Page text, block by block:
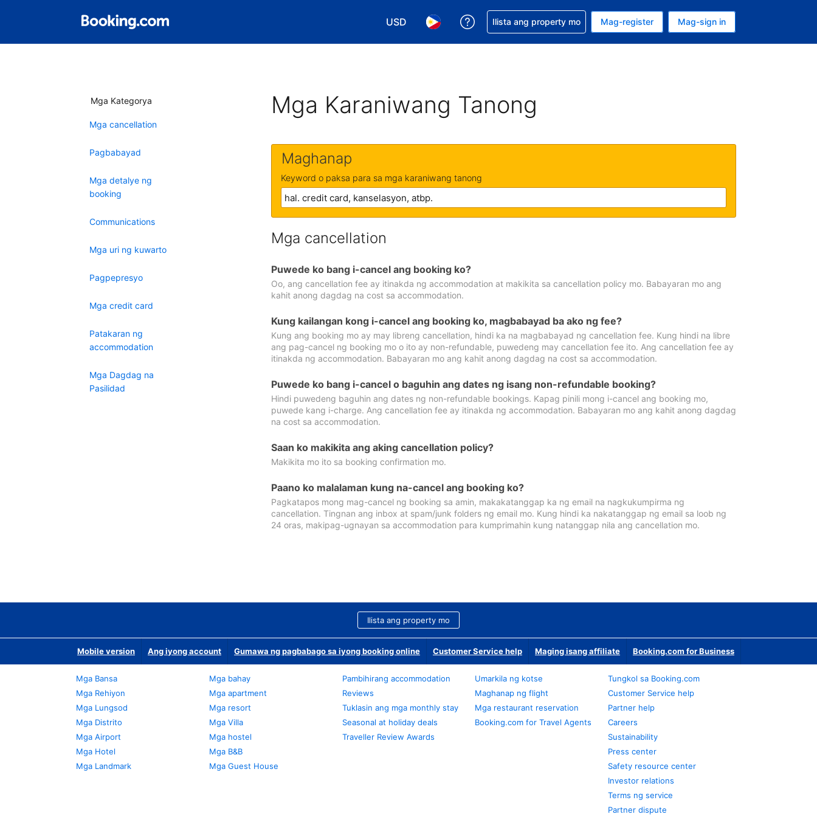
USD
Pumili ng currency mo. USD ang currency mo ngayon
Pumili ng wika mo. Filipino ang wika mo ngayon
Makakuha ng tulong sa reservation mo
Ilista ang property mo Mag-register Mag-sign in
Mga Kategorya
Mga cancellation
Pagbabayad
Mga detalye ng
booking
Communications
Mga uri ng kuwarto
Pagpepresyo
Mga credit card
Patakaran ng
accommodation
Mga Dagdag na
Pasilidad
Mga Karaniwang Tanong
Maghanap
Keyword o paksa para sa mga karaniwang tanong
Mga cancellation
Puwede ko bang i-cancel ang booking ko?
Oo, ang cancellation fee ay itinakda ng accommodation at makikita sa cancellation policy mo. Babayaran mo ang
kahit anong dagdag na cost sa accommodation.
Kung kailangan kong i-cancel ang booking ko, magbabayad ba ako ng fee?
Kung ang booking mo ay may libreng cancellation, hindi ka na magbabayad ng cancellation fee. Kung hindi na libre
ang pag-cancel ng booking mo o ito ay non-refundable, puwedeng may cancellation fee ito. Ang cancellation fee ay
itinakda ng accommodation. Babayaran mo ang kahit anong dagdag na cost sa accommodation.
Puwede ko bang i-cancel o baguhin ang dates ng isang non-refundable booking?
Hindi puwedeng baguhin ang dates ng non-refundable bookings. Kapag pinili mong i-cancel ang booking mo,
puwede kang i-charge. Ang cancellation fee ay itinakda ng accommodation. Babayaran mo ang kahit anong dagdag
na cost sa accommodation.
Saan ko makikita ang aking cancellation policy?
Makikita mo ito sa booking confirmation mo.
Paano ko malalaman kung na-cancel ang booking ko?
Pagkatapos mong mag-cancel ng booking sa amin, makakatanggap ka ng email na nagkukumpirma ng
cancellation. Tingnan ang inbox at spam/junk folders ng email mo. Kung hindi ka nakatanggap ng email sa loob ng
24 oras, makipag-ugnayan sa accommodation para kumprimahin kung natanggap nila ang cancellation mo.
Ilista ang property mo
Mobile version Ang iyong account Gumawa ng pagbabago sa iyong booking online Customer Service help Maging isang affiliate Booking.com for Business
Mga Bansa
Mga Rehiyon
Mga Lungsod
Mga Distrito
Mga Airport
Mga Hotel
Mga Landmark
Mga bahay
Mga apartment
Mga resort
Mga Villa
Mga hostel
Mga B&B
Mga Guest House
Pambihirang accommodation
Reviews
Tuklasin ang mga monthly stay
Seasonal at holiday deals
Traveller Review Awards
Umarkila ng kotse
Maghanap ng flight
Mga restaurant reservation
Booking.com for Travel Agents
Tungkol sa Booking.com
Customer Service help
Partner help
Careers
Sustainability
Press center
Safety resource center
Investor relations
Terms ng service
Partner dispute